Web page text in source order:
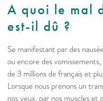
A quoi le mal
est-il dû ?
Se manifestant par des
ou encore des
de 3 millions de français et
Lorsque nous prenons un
nos yeux, par nos muscles